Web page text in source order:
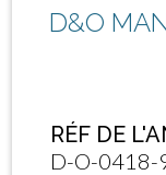
D&O
RÉF DE
D-O-0418-